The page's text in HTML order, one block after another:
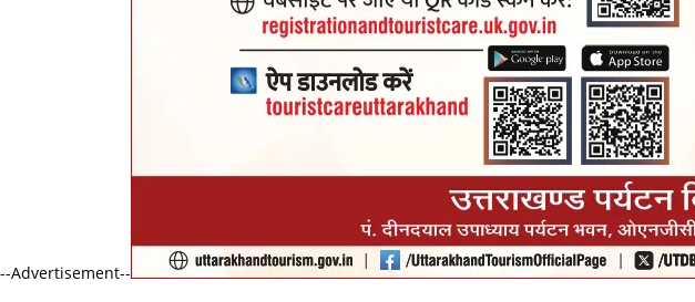
--Advertisement--